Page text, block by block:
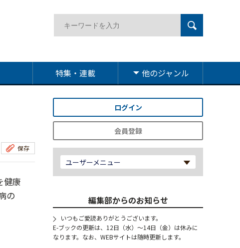
特集・連載 他のジャンル
保存
健康
の
ログイン
会員登録
ユーザーメニュー
編集部からのお知らせ
いつもご愛読ありがとうございます。
E-ブックの更新は、12日（水）～14日（金）は休みに
なります。なお、WEBサイトは随時更新します。